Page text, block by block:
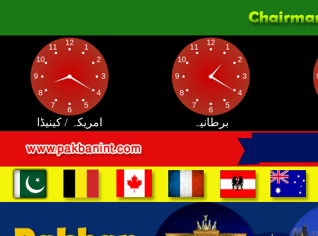
امریکہ / کینیڈا برطانیہ